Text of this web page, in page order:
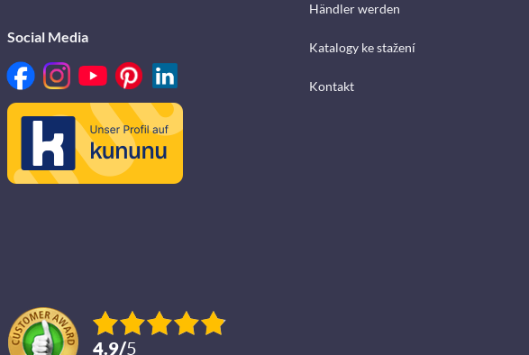
Social Media
4.9/5
Händler werden
Katalogy ke stažení
Kontakt